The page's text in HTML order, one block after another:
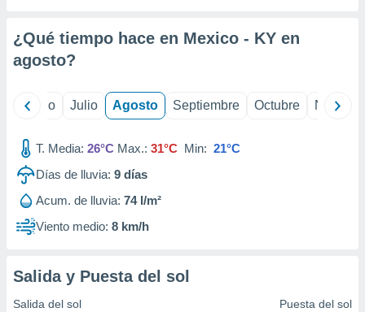
e
mediante
publicidad
publicidad
de
1199
¿Qué tiempo hace en Mexico - KY en
agosto?
Junio Julio Agosto Septiembre Octubre
T. Media: 26°C Max.: 31°C Min: 21°C
Días de lluvia: 9 días
Acum. de lluvia: 74 l/m²
Viento medio: 8 km/h
Salida y Puesta del sol
Salida del sol Puesta del sol